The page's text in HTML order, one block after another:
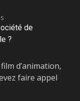
de
?
d’animation,
faire appel